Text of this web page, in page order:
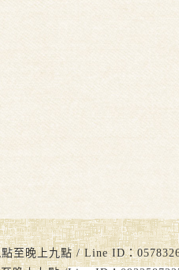
至晚上九點 / Line ID：